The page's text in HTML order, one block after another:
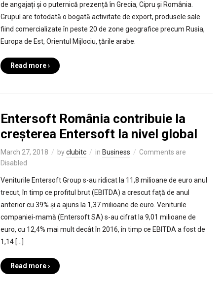
de angajați și o puternică prezență în Grecia, Cipru și România.
Grupul are totodată o bogată activitate de export, produsele sale
fiind comercializate în peste 20 de zone geografice precum Rusia,
Europa de Est, Orientul Mijlociu, țările arabe.
Read more ›
Entersoft România contribuie la
creșterea Entersoft la nivel global
March 27, 2018 byclubitc in Business
Comments are
Disabled
Veniturile Entersoft Group s-au ridicat la 11,8 milioane de euro anul
trecut, în timp ce profitul brut (EBITDA) a crescut față de anul
anterior cu 39% și a ajuns la 1,37 milioane de euro. Veniturile
companiei-mamă (Entersoft SA) s-au cifrat la 9,01 milioane de
euro, cu 12,4% mai mult decât în 2016, în timp ce EBITDA a fost de
1,14 […]
Read more ›